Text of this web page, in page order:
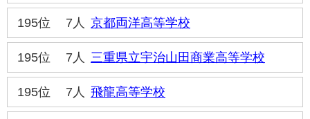
195位 7人 京都両洋高等学校
195位 7人 三重県立宇治山田商業高等学校
195位 7人 飛龍高等学校